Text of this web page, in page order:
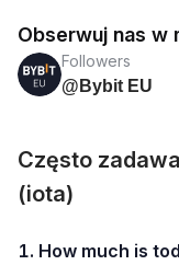
Obserwuj nas w
Followers
@Bybit EU
Często
(iota)
1. How